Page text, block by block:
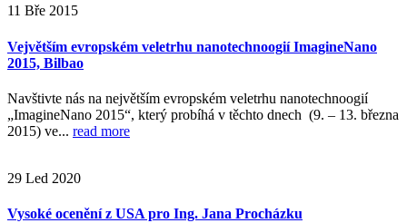
11 Bře 2015
Vejvětším evropském veletrhu nanotechnoogií ImagineNano
2015, Bilbao
Navštivte nás na největším evropském veletrhu nanotechnoogií
„ImagineNano 2015“, který probíhá v těchto dnech (9. – 13. března
2015) ve... read more
29 Led 2020
Vysoké ocenění z USA pro Ing. Jana Procházku